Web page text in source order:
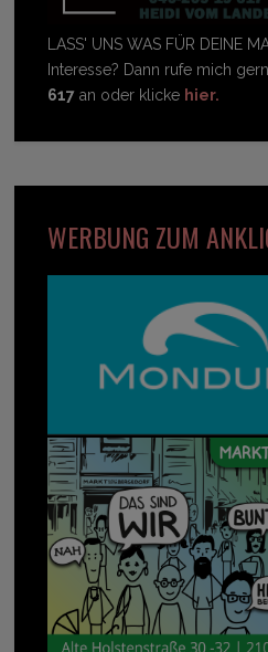
LASS' UNS WAS FÜR DEINE
Interesse? Dann rufe mich
617 an oder klicke hier.
WERBUNG ZUM